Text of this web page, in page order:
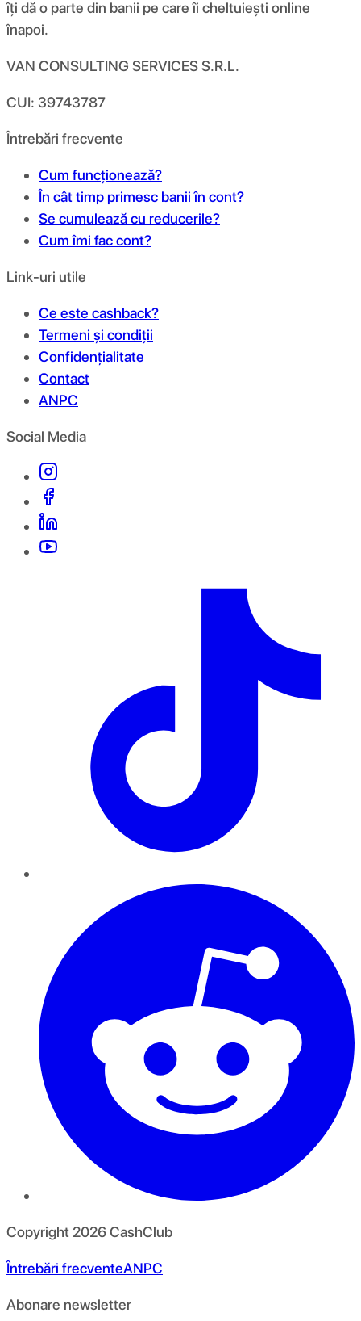
îți dă o parte din banii pe care îi cheltuiești online
înapoi.
VAN CONSULTING SERVICES S.R.L.
CUI: 39743787
Întrebări frecvente
Cum funcționează?
În cât timp primesc banii în cont?
Se cumulează cu reducerile?
Cum îmi fac cont?
Link-uri utile
Ce este cashback?
Termeni și condiții
Confidențialitate
Contact
ANPC
Social Media
Copyright 2026CashClub
Întrebări frecventeANPC
Abonare newsletter